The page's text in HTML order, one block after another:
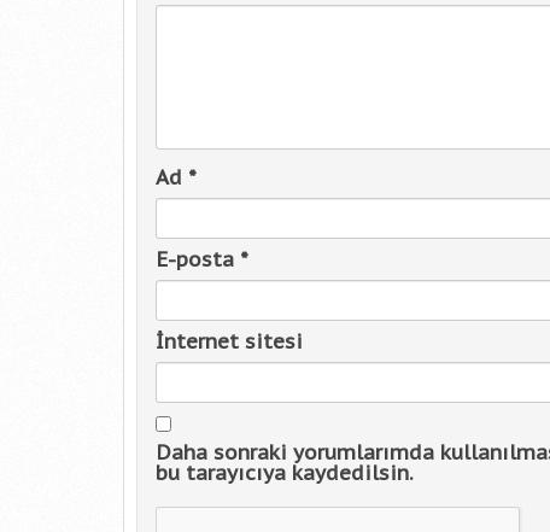
Ad *
E-posta *
İnternet sitesi
Daha sonraki yorumlarımda
bu tarayıcıya kaydedilsin.